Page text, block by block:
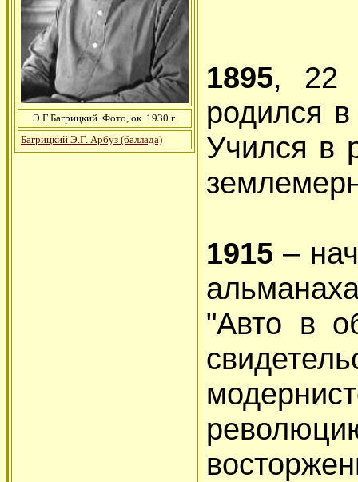
Э.Г.Багрицкий. Фото, ок. 1930 г.
Багрицкий Э.Г. Арбуз (баллада)
1895, 22
родился
Учился в
1915 –
"Авто в